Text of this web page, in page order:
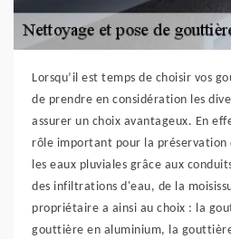
Lorsqu’il est temps de choisir vos
de prendre en considération les
assurer un choix avantageux. En
rôle important pour la préservation
les eaux pluviales grâce aux
des infiltrations d'eau, de la
propriétaire a ainsi au choix : la
gouttière en aluminium, la